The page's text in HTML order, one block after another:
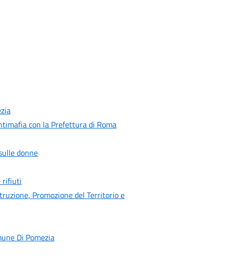
con la Prefettura di Roma
donne
rifiuti
Promozione del Territorio e
Di Pomezia